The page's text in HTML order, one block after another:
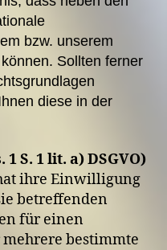
bzw. unserem
Sollten ferner
diese in der
S. 1 lit. a) DSGVO)
ihre Einwilligung
betreffenden
für einen
bestimmte